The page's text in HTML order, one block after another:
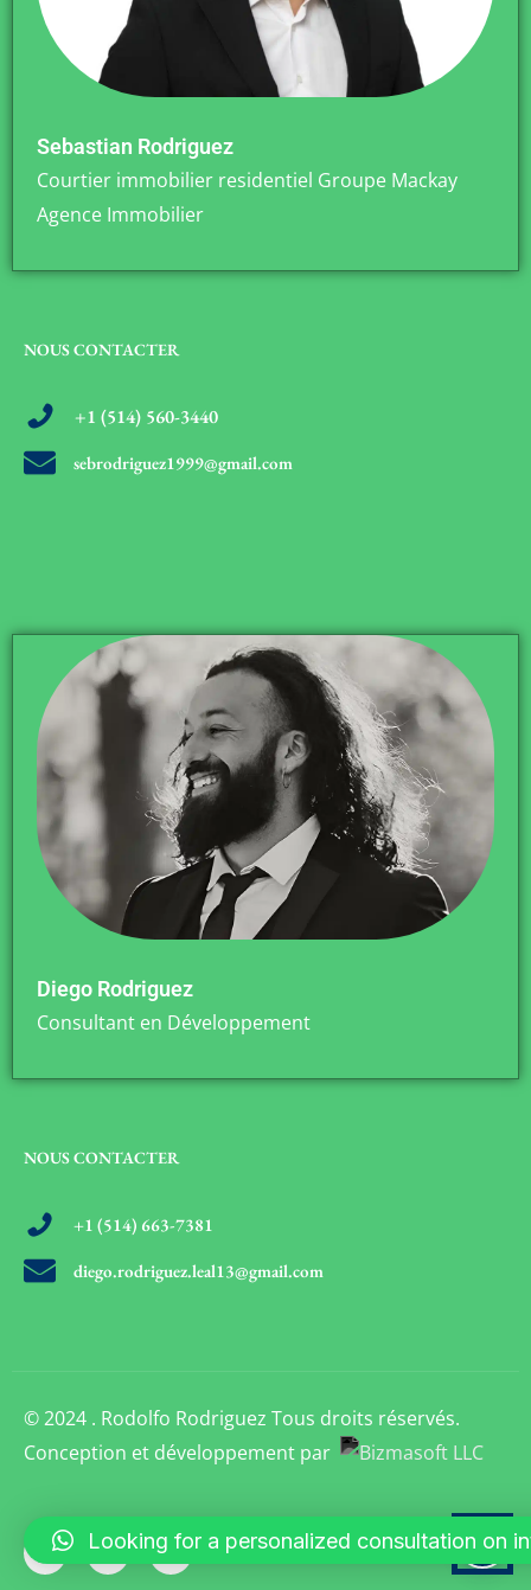
Sebastian Rodriguez
Courtier immobilier residentiel Groupe Mackay
Agence Immobilier
NOUS CONTACTER
+1 (514) 560-3440
sebrodriguez1999@gmail.com
Diego Rodriguez
Consultant en Développement
NOUS CONTACTER
+1 (514) 663-7381
diego.rodriguez.leal13@gmail.com
© 2024 . Rodolfo Rodriguez Tous droits réservés.
Conception et développement par
Looking for a personalized consultation on